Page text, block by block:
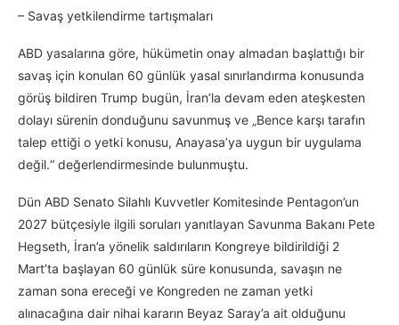
– Savaş yetkilendirme tartışmaları
ABD yasalarına göre, hükümetin onay almadan başlattığı bir
savaş için konulan 60 günlük yasal sınırlandırma konusunda
görüş bildiren Trump bugün, İran’la devam eden ateşkesten
dolayı sürenin donduğunu savunmuş ve „Bence karşı tarafın
talep ettiği o yetki konusu, Anayasa’ya uygun bir uygulama
değil.“ değerlendirmesinde bulunmuştu.
Dün ABD Senato Silahlı Kuvvetler Komitesinde Pentagon’un
2027 bütçesiyle ilgili soruları yanıtlayan Savunma Bakanı Pete
Hegseth, İran’a yönelik saldırıların Kongreye bildirildiği 2
Mart’ta başlayan 60 günlük süre konusunda, savaşın ne
zaman sona ereceği ve Kongreden ne zaman yetki
alınacağına dair nihai kararın Beyaz Saray’a ait olduğunu